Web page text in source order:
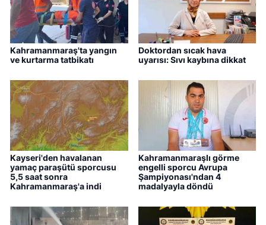
Kahramanmaraş'ta yangın
ve kurtarma tatbikatı
Doktordan sıcak hava
uyarısı: Sıvı kaybına dikkat
Kayseri'den havalanan
yamaç paraşütü sporcusu
5,5 saat sonra
Kahramanmaraş'a indi
Kahramanmaraşlı görme
engelli sporcu Avrupa
Şampiyonası'ndan 4
madalyayla döndü